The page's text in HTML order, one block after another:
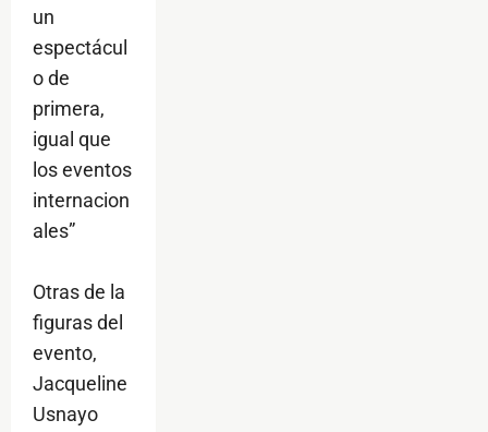
un
espectácul
o de
primera,
igual que
los eventos
internacion
ales”
Otras de la
figuras del
evento,
Jacqueline
Usnayo